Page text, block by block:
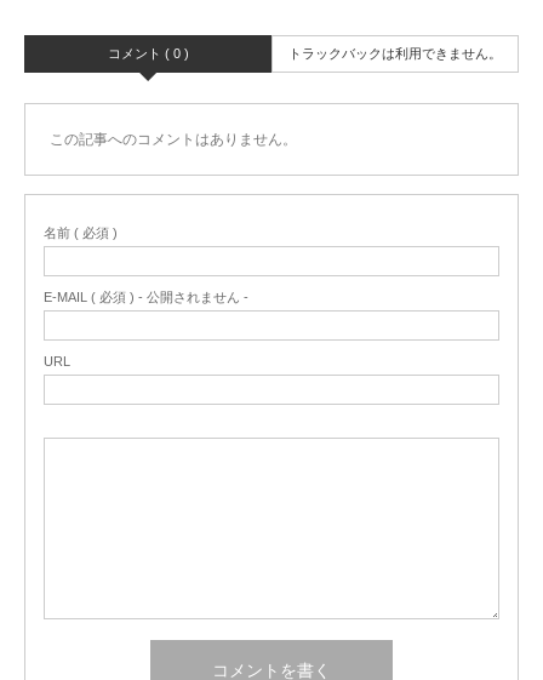
コメント ( 0 ) トラックバックは利用できません。
この記事へのコメントはありません。
名前 ( 必須 )
E-MAIL ( 必須 ) - 公開されません -
URL